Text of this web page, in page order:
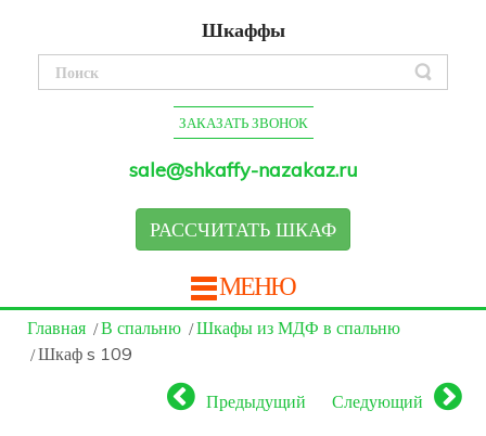
Шкаффы
ЗАКАЗАТЬ ЗВОНОК
sale@shkaffy-nazakaz.ru
РАССЧИТАТЬ ШКАФ
МЕНЮ
Главная В спальню
Шкафы из МДФ в спальню
Шкаф s 109
Предыдущий Следующий